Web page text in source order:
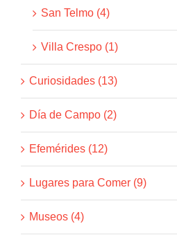
San Telmo (4)
Villa Crespo (1)
Curiosidades (13)
Día de Campo (2)
Efemérides (12)
Lugares para Comer (9)
Museos (4)